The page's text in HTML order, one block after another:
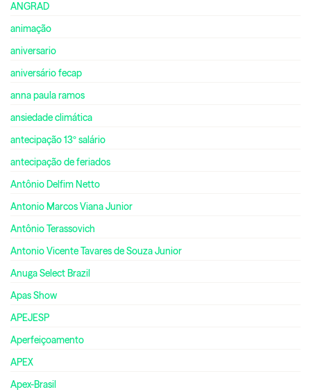
ANGRAD
animação
aniversario
aniversário fecap
anna paula ramos
ansiedade climática
antecipação 13º salário
antecipação de feriados
Antônio Delfim Netto
Antonio Marcos Viana Junior
Antônio Terassovich
Antonio Vicente Tavares de Souza Junior
Anuga Select Brazil
Apas Show
APEJESP
Aperfeiçoamento
APEX
Apex-Brasil